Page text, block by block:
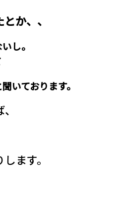
か、、
し。
いております。
ます。